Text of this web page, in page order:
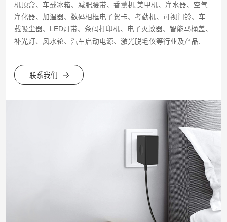
机顶盒、车载冰箱、减肥腰带、香薰机,美甲机、净水器、空气
净化器、加温器、数码相框电子贺卡、考勤机、可视门铃、车
载吸尘器、LED灯带、条码打印机、电子灭蚊器、智能马桶盖、
补光灯、风水轮、汽车启动电源、激光脱毛仪等行业及产品.
联系我们